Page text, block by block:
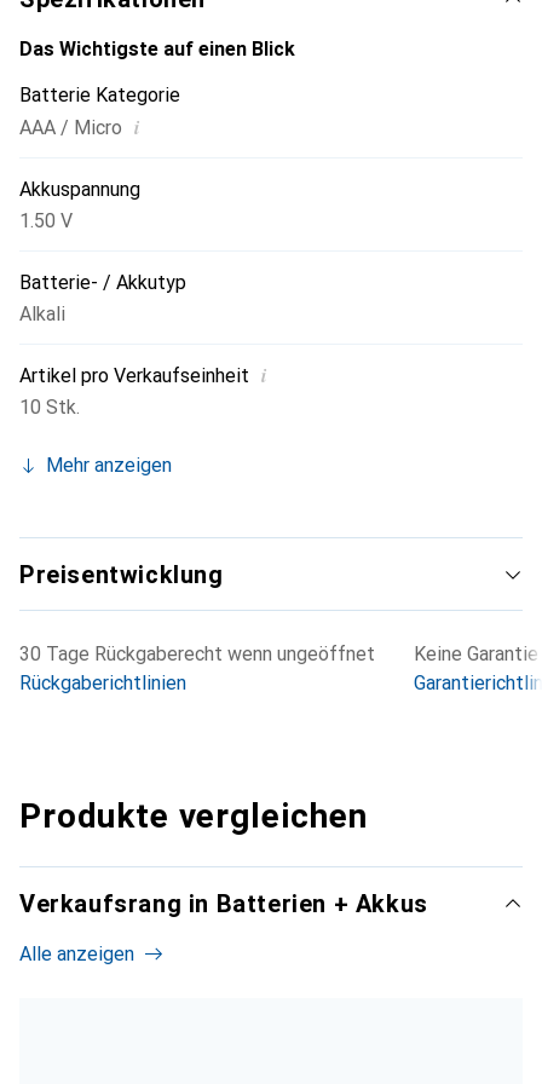
Das Wichtigste auf einen Blick
Batterie Kategorie
AAA / Micro i
Akkuspannung
1.50 V
Batterie- / Akkutyp
Alkali
Artikel pro Verkaufseinheit i
10 Stk.
Mehr anzeigen
Preisentwicklung
30 Tage Rückgaberecht wenn ungeöffnet
Rückgaberichtlinien
Keine Garantie
Produkte vergleichen
Verkaufsrang in Batterien + Akkus
Alle anzeigen